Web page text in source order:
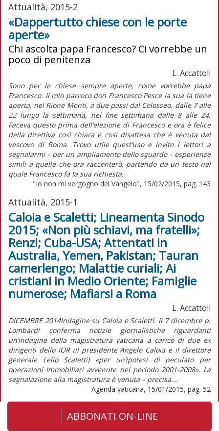
Attualità, 2015-2
«Dappertutto chiese con le porte
aperte»
Chi ascolta papa Francesco? Ci vorrebbe un
poco di penitenza
L. Accattoli
Sono per le chiese sempre aperte, come vorrebbe papa
Francesco. Il mio parroco don Francesco Pesce la sua la tiene
aperta, nel Rione Monti, a due passi dal Colosseo, dalle 7 alle
22 lungo la settimana, nel fine settimana dalle 8 alle 24.
Faceva questo prima dell’elezione di Francesco e ora è felice
della direttiva così chiara e così disattesa che è venuta dal
vescovo di Roma. Trovo utile quest’uso e invito i lettori a
segnalarmi – per un ampliamento dello sguardo – esperienze
simili a quelle che ora racconterò, partendo da un testo nel
quale Francesco fa la sua richiesta.
"Io non mi vergogno del Vangelo", 15/02/2015, pag. 143
Attualità, 2015-1
Caloia e Scaletti; Lineamenta Sinodo
2015; «Non più schiavi, ma fratelli»;
Renzi; Cuba-USA; Attentati in
Australia, Yemen, Pakistan; Tauran
camerlengo; Malattie curiali; Ai
cristiani in Medio Oriente; Famiglie
numerose; Mafiarsi a Roma
L. Accattoli
DICEMBRE 2014Indagine su Caloia e Scaletti. Il 7 dicembre p.
Lombardi conferma notizie giornalistiche riguardanti
un’indagine della magistratura vaticana a carico di due ex
dirigenti dello IOR (il presidente Angelo Caloia e il direttore
generale Lelio Scaletti) «per un’ipotesi di peculato per
operazioni immobiliari avvenute nel periodo 2001-2008». La
segnalazione alla magistratura è venuta – precisa...
Agenda vaticana, 15/01/2015, pag. 52
ABBONATI ON-LINE